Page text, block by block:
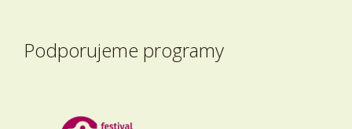
Podporujeme programy